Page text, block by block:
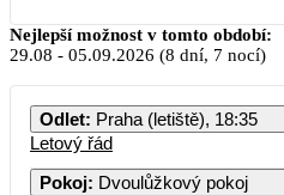
Nejlepší možnost v tomto období:
29.08 - 05.09.2026 (8 dní, 7 nocí)
Odlet: Praha (letiště), 18:35
Letový řád
Pokoj: Dvoulůžkový pokoj